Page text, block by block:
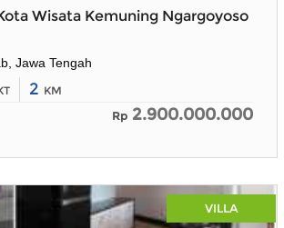
Wisata Kemuning Ngargoyoso
Jawa Tengah
2 KM
Rp 2.900.000.000
VILLA